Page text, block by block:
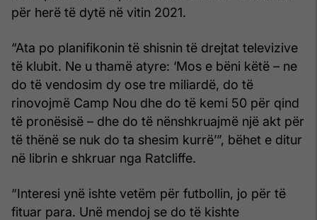
për herë të dytë në vitin 2021.
“Ata po planifikonin të shisnin të drejtat televizive
të klubit. Ne u thamë atyre: ‘Mos e bëni këtë – ne
do të vendosim dy ose tre miliardë, do të
rinovojmë Camp Nou dhe do të kemi 50 për qind
të pronësisë – dhe do të nënshkruajmë një akt për
të thënë se nuk do ta shesim kurrë’”, bëhet e ditur
në librin e shkruar nga Ratcliffe.
“Interesi ynë ishte vetëm për futbollin, jo për të
fituar para. Unë mendoj se do të kishte